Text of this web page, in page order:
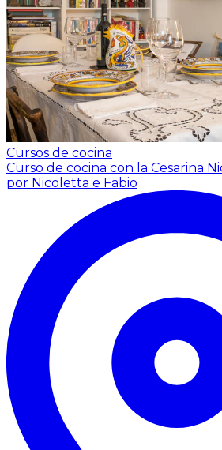
Cursos de cocina
Curso de cocina con la Cesarina
por Nicoletta e Fabio